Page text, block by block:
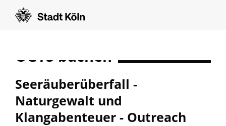
OGTS buchen
Seeräuberüberfall -
Naturgewalt und
Klangabenteuer - Outreach